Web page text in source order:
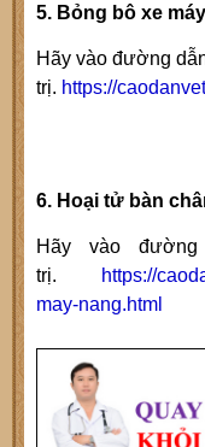
5. Bỏng bô xe
Hãy vào đường
trị. https://
6. Hoại tử bàn
Hãy vào
trị.
https://
may-nang.html